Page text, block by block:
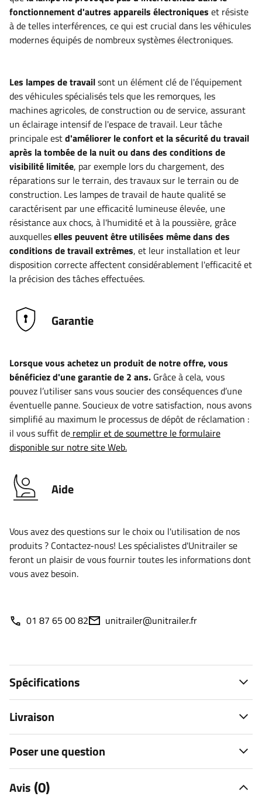
fonctionnement d'autres appareils électroniques et résiste
à de telles interférences, ce qui est crucial dans les véhicules
modernes équipés de nombreux systèmes électroniques.
Les lampes de travailsont un élément clé de l'équipement
des véhicules spécialisés tels que les remorques, les
machines agricoles, de construction ou de service, assurant
un éclairage intensif de l'espace de travail. Leur tâche
principale estd'améliorer le confort et la sécurité du travail
après la tombée de la nuit ou dans des conditions de
visibilité limitée, par exemple lors du chargement, des
réparations sur le terrain, des travaux sur le terrain ou de
construction. Les lampes de travail de haute qualité se
caractérisent par une efficacité lumineuse élevée, une
résistance aux chocs, à l'humidité et à la poussière, grâce
auxquelleselles peuvent être utilisées même dans des
conditions de travail extrêmes, et leur installation et leur
disposition correcte affectent considérablement l'efficacité et
la précision des tâches effectuées.
Garantie
Lorsque vous achetez un produit de notre offre, vous
bénéficiez d'une garantie de 2 ans. Grâce à cela, vous
pouvez l’utiliser sans vous soucier des conséquences d’une
éventuelle panne. Soucieux de votre satisfaction, nous avons
simplifié au maximum le processus de dépôt de réclamation :
il vous suffit de remplir et de soumettre le formulaire
disponible sur notre site Web.
Aide
Vous avez des questions sur le choix ou l'utilisation de nos
produits ? Contactez-nous! Les spécialistes d'Unitrailer se
feront un plaisir de vous fournir toutes les informations dont
vous avez besoin.
01 87 65 00 82 unitrailer@unitrailer.fr
Spécifications
Livraison
Poser une question
Avis (0)